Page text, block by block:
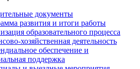
документы
развития и итоги работы
образовательного процесса
хозяйственная деятельность
обеспечение и
поддержка